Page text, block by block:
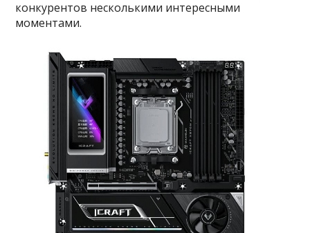
конкурентов несколькими интересными
моментами.